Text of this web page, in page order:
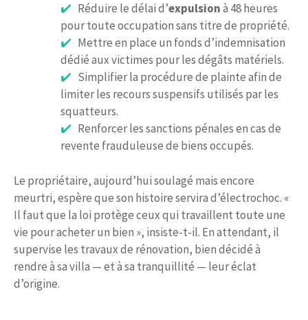
Réduire le délai d’expulsionà 48 heures
pour toute occupation sans titre de propriété.
Mettre en place un fonds d’indemnisation
dédié aux victimes pour les dégâts matériels.
Simplifier la procédure de plainte afin de
limiter les recours suspensifs utilisés par les
squatteurs.
Renforcer les sanctions pénales en cas de
revente frauduleuse de biens occupés.
Le propriétaire, aujourd’hui soulagé mais encore
meurtri, espère que son histoire servira d’électrochoc. «
Il faut que la loi protège ceux qui travaillent toute une
vie pour acheter un bien », insiste-t-il. En attendant, il
supervise les travaux de rénovation, bien décidé à
rendre à sa villa — et à sa tranquillité — leur éclat
d’origine.